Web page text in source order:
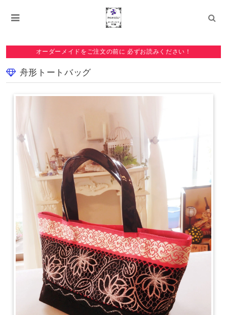
オーダーメイドをご注文の前に 必ずお読みください！
舟形トートバッグ